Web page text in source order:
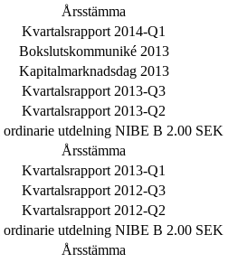
Årsstämma
Kvartalsrapport 2014-Q1
Bokslutskommuniké 2013
Kapitalmarknadsdag 2013
Kvartalsrapport 2013-Q3
Kvartalsrapport 2013-Q2
ordinarie utdelning NIBE B 2.00 SEK
Årsstämma
Kvartalsrapport 2013-Q1
Kvartalsrapport 2012-Q3
Kvartalsrapport 2012-Q2
ordinarie utdelning NIBE B 2.00 SEK
Årsstämma